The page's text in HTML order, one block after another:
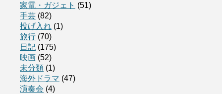
家電・ガジェト (51)
手芸 (82)
投げ入れ (1)
旅行 (70)
日記 (175)
映画 (52)
未分類 (1)
海外ドラマ (47)
演奏会 (4)